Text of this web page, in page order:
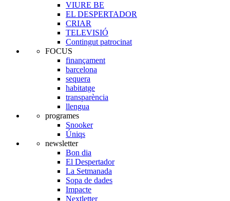
VIURE BE
EL DESPERTADOR
CRIAR
TELEVISIÓ
Contingut patrocinat
FOCUS
finançament
barcelona
sequera
habitatge
transparència
llengua
programes
Snooker
Úniqs
newsletter
Bon dia
El Despertador
La Setmanada
Sopa de dades
Impacte
Nextletter